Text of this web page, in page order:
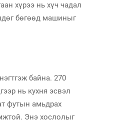
хүрээ нь хүч чадал
бөгөөд машиныг
байна. 270
нь кухня эсвэл
футын амьдрах
Энэ хослолыг